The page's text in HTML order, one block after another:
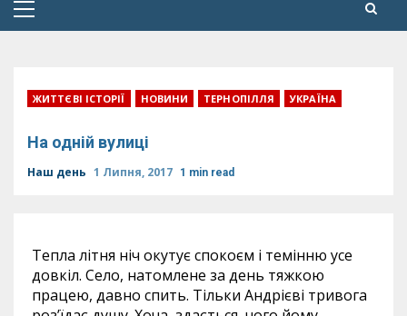
Primary
ЖИТТЄВІ ІСТОРІЇ НОВИНИ ТЕРНОПІЛЛЯ УКРАЇНА
На одній вулиці
Наш день 1 Липня, 2017 1 min read
Тепла літня ніч окутує спокоєм і темінню усе
довкіл. Село, натомлене за день тяжкою
працею, давно спить. Тільки Андрієві тривога